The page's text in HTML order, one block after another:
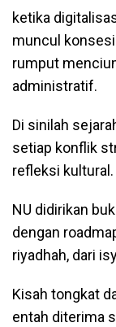
ketika
muncul
rumput
administratif.
Di sinilah
setiap konflik
refleksi kultural.
NU didirikan
dengan
riyadhah, dari
Kisah tongkat
entah diterima